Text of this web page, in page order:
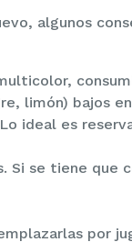
algunos
limón) bajos
ideal es
Si se tiene que
por